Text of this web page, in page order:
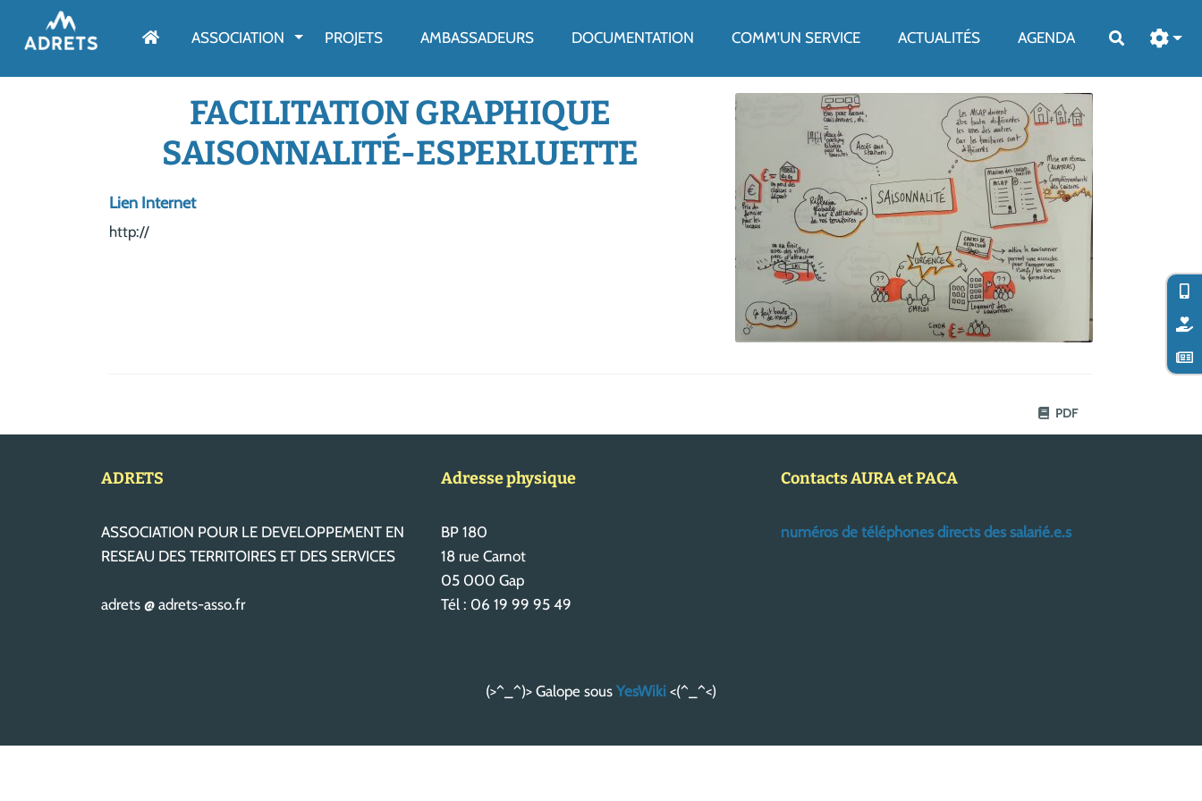
ASSOCIATION AFFICHER LE MENU
PROJETS AMBASSADEURS DOCUMENTATION COMM'UN SERVICE ACTUALITÉS AGENDA Rechercher
FACILITATION GRAPHIQUE
SAISONNALITÉ-ESPERLUETTE
Lien Internet
http://
PDF
ADRETS
ASSOCIATION POUR LE DEVELOPPEMENT EN
RESEAU DES TERRITOIRES ET DES SERVICES
adrets @ adrets-asso.fr
Adresse physique
BP 180
18 rue Carnot
05 000 Gap
Tél : 06 19 99 95 49
Contacts AURA et PACA
numéros de téléphones directs des salarié.e.s
(>^_^)> Galope sous YesWiki <(^_^<)